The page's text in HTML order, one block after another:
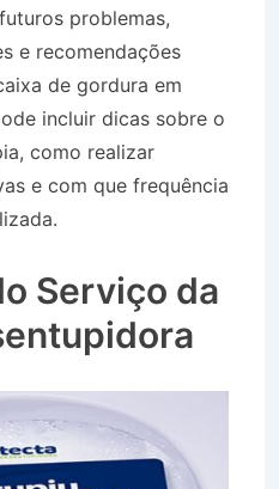
problemas,
e recomendações
de gordura em
incluir dicas sobre o
como realizar
e com que frequência
Serviço da